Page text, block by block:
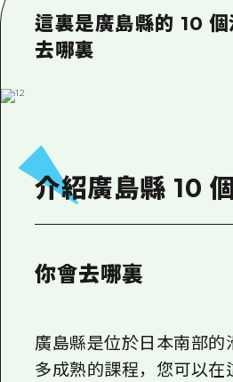
世界遺產
治癒
藝北
一日遊
1晚2天
2晚3天
宮島周邊
輔助流量摘要
廣島好客通行證
志願者指南
常見問題
新聞
這裏是廣島縣的 10 個
去哪裏
介紹廣島縣 10
你會去哪裏
廣島縣是位於日本南部的
多成熟的課程，您可以在